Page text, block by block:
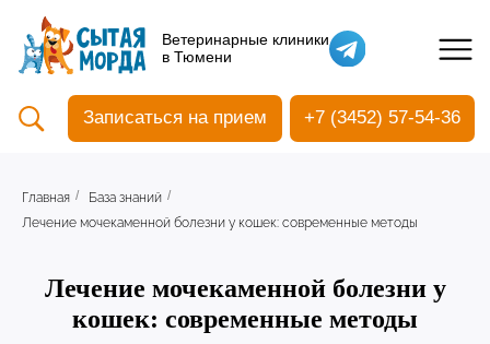
Ветеринарные клиники
в Тюмени
Кастрация собак
Вакцинация
Ультразвуковая чистка зубов
Общий анализ крови
Чипирование
Главная / База знаний /
Лечение мочекаменной болезни у кошек: современные методы
Лечение мочекаменной болезни у
кошек: современные методы